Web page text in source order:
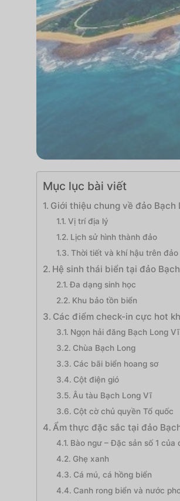
Mục lục bài viết
Giới thiệu chung về đảo Bạch
Vị trí địa lý
Lịch sử hình thành đảo
Thời tiết và khí hậu trên đảo
Hệ sinh thái biển tại đảo
Đa dạng sinh học
Khu bảo tồn biển
Các điểm check-in cực hot
Ngọn hải đăng Bạch Long Vĩ
Chùa Bạch Long
Các bãi biển hoang sơ
Cột điện gió
Âu tàu Bạch Long Vĩ
Cột cờ chủ quyền Tổ quốc
Ẩm thực đặc sắc tại đảo
Bào ngư – Đặc sản số 1 của
Ghẹ xanh
Cá mú, cá hồng biển
Canh rong biển và nước